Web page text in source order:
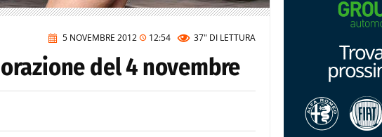
5 NOVEMBRE 2012 12:54 37" DI LETTURA
del 4 novembre